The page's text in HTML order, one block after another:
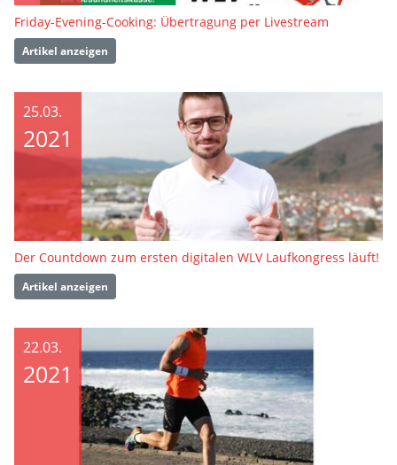
Friday-Evening-Cooking: Übertragung per Livestream
Artikel anzeigen
25.03.
2021
Der Countdown zum ersten digitalen WLV Laufkongress läuft!
Artikel anzeigen
22.03.
2021